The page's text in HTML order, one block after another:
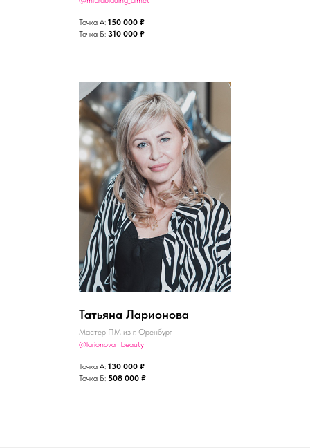
Точка А: 150 000 ₽
Точка Б: 310 000 ₽
Татьяна Ларионова
Мастер ПМ из г. Оренбург
@larionova__beauty
Точка А: 130 000 ₽
Точка Б: 508 000 ₽